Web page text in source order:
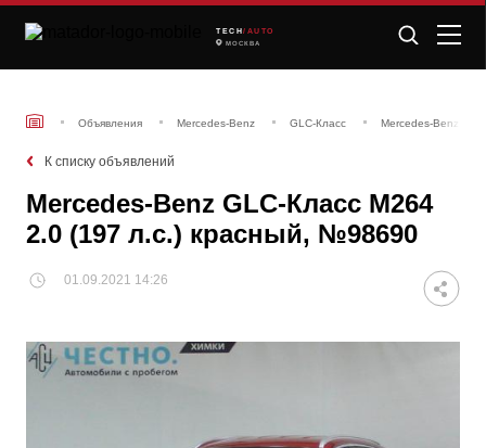
TECH /AUTO
МОСКВА
Объявления Mercedes-Benz GLC-Класс Mercedes-Benz
К списку объявлений
Mercedes-Benz GLC-Класс M264
2.0 (197 л.с.) красный, №98690
01.09.2021 14:26